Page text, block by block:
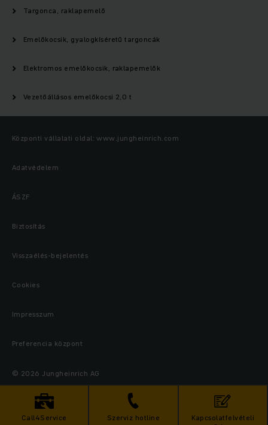
Call4Service Szerviz hotline
Kapcsolatfelvételi
Targonca, raklapemelő
Emelőkocsik, gyalogkíséretű targoncák
Elektromos emelőkocsik, raklapemelők
Vezetőállásos emelőkocsi 2,0 t
Központi vállalati oldal: www.jungheinrich.com
Adatvédelem
ÁSZF
Biztosítás
Visszaélés-bejelentés
Cookies
Impresszum
Preferencia központ
© 2026 Jungheinrich AG